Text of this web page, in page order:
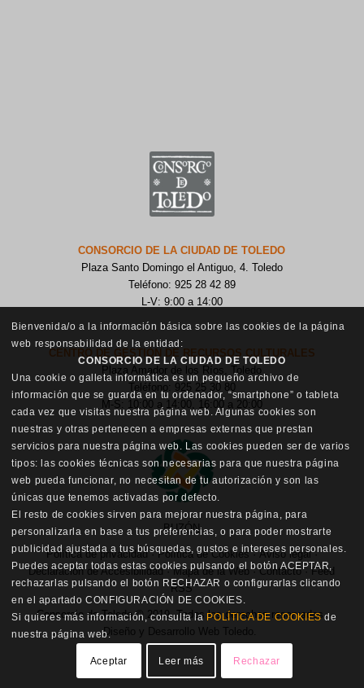
CONSORCIO DE LA CIUDAD DE TOLEDO
Plaza Santo Domingo el Antiguo, 4. Toledo
Teléfono: 925 28 42 89
L-V: 9:00 a 14:00
CENTRO DE GESTIÓN DE RECURSOS CULTURALES
Plaza Amador de los Ríos, Toledo
Teléfono: 925 25 30 80
M-S: 10:00 a 14:00, 16:00 a 20:00
BUZÓN
Política de privacidad·Política de Cookies ·Aviso legal·
Declaración de Accesibilidad·Mapa de la Web·Contacto·Feed
RSS
Consorcio de Toledo © 2019. Todos los derechos reservados.
Diseño y Desarrollo Web Toledo.
Bienvenida/o a la información básica sobre las cookies de la página
web responsabilidad de la entidad:
CONSORCIO DE LA CIUDAD DE TOLEDO
Una cookie o galleta informática es un pequeño archivo de
información que se guarda en tu ordenador, “smartphone” o tableta
cada vez que visitas nuestra página web. Algunas cookies son
nuestras y otras pertenecen a empresas externas que prestan
servicios para nuestra página web. Las cookies pueden ser de varios
tipos: las cookies técnicas son necesarias para que nuestra página
web pueda funcionar, no necesitan de tu autorización y son las
únicas que tenemos activadas por defecto.
El resto de cookies sirven para mejorar nuestra página, para
personalizarla en base a tus preferencias, o para poder mostrarte
publicidad ajustada a tus búsquedas, gustos e intereses personales.
Puedes aceptar todas estas cookies pulsando el botón ACEPTAR,
rechazarlas pulsando el botón RECHAZAR o configurarlas clicando
en el apartado CONFIGURACIÓN DE COOKIES.
Si quieres más información, consulta la POLÍTICA DE COOKIESde
nuestra página web.
Aceptar Leer más Rechazar